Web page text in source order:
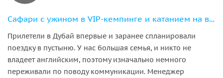
Сафари с ужином в VIP-кемпинге и катанием на верблюдах, индивидуальный джип
Прилетели в Дубай впервые и заранее спланировали
поездку в пустыню. У нас большая семья, и никто не
владеет английским, поэтому изначально немного
переживали по поводу коммуникации. Менеджер